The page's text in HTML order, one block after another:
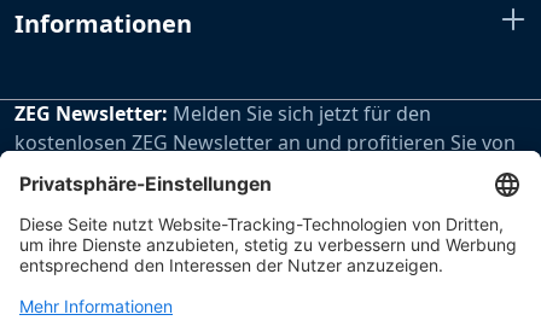
Informationen
ZEG Newsletter: Melden Sie sich jetzt für den
kostenlosen ZEG Newsletter an und profitieren Sie von
den extra Vorteilen unseres regelmäßig erscheinenden
Newsletters.
Zur Newsletteranmeldung